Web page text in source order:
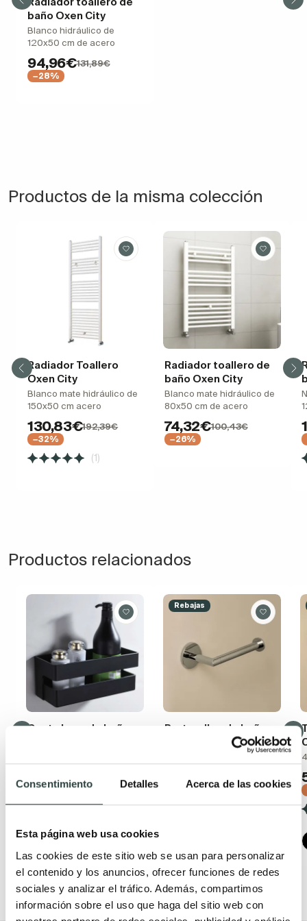
Consentimiento Detalles Acerca de las cookies
Esta página web usa cookies
Las cookies de este sitio web se usan para personalizar
el contenido y los anuncios, ofrecer funciones de redes
sociales y analizar el tráfico. Además, compartimos
información sobre el uso que haga del sitio web con
baño Oxen City
Blanco hidráulico de
120x50 cm de acero
94,96€131,89€
−28%
Productos de la misma colección
Radiador Toallero
Oxen City
Blanco mate hidráulico de
150x50 cm acero
130,83€192,39€
−32%
(1)
Radiador toallero de
baño Oxen City
Blanco mate hidráulico de
80x50 cm de acero
74,32€100,43€
−26%
Productos relacionados
Cesta Imex de baño
19,97€33,29€ −40%
(5)
Rebajas
Portarollos de baño
Cosmic Start
17x8.2x5cm adhesivo y de
18,10€26,62€ −32%
(4)